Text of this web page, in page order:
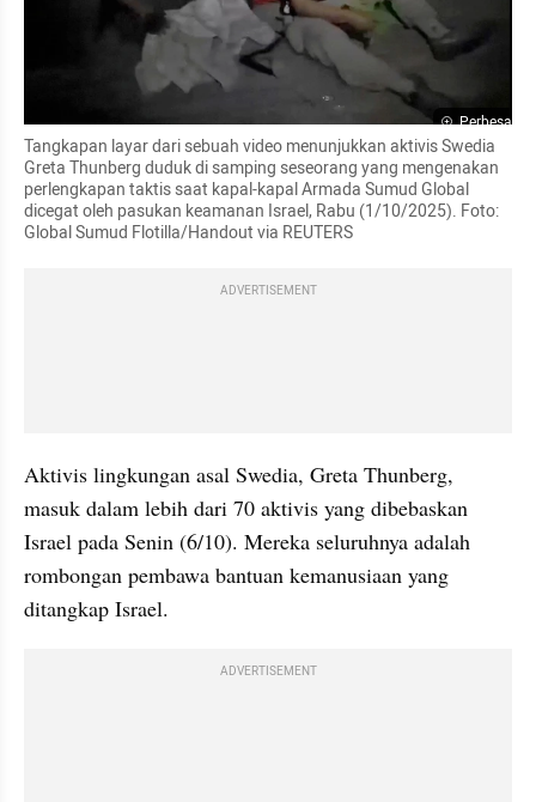
Perbesar
Tangkapan layar dari sebuah video menunjukkan aktivis Swedia
Greta Thunberg duduk di samping seseorang yang mengenakan
perlengkapan taktis saat kapal-kapal Armada Sumud Global
dicegat oleh pasukan keamanan Israel, Rabu (1/10/2025). Foto:
Global Sumud Flotilla/Handout via REUTERS
ADVERTISEMENT
Aktivis lingkungan asal Swedia, Greta Thunberg,
masuk dalam lebih dari 70 aktivis yang dibebaskan
Israel pada Senin (6/10). Mereka seluruhnya adalah
rombongan pembawa bantuan kemanusiaan yang
ditangkap Israel.
ADVERTISEMENT